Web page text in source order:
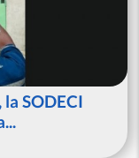
SODECI